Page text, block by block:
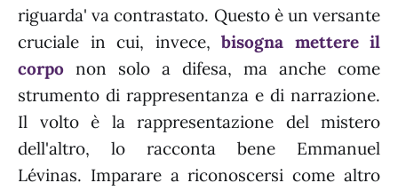
riguarda' va contrastato. Questo è un versante
cruciale in cui, invece, bisogna mettere il
corpo non solo a difesa, ma anche come
strumento di rappresentanza e di narrazione.
Il volto è la rappresentazione del mistero
dell'altro, lo racconta bene Emmanuel
Lévinas. Imparare a riconoscersi come altro